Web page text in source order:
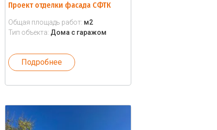
Проект отделки фасада СФТК
Общая площадь работ: м2
Тип объекта: Дома с гаражом
Подробнее